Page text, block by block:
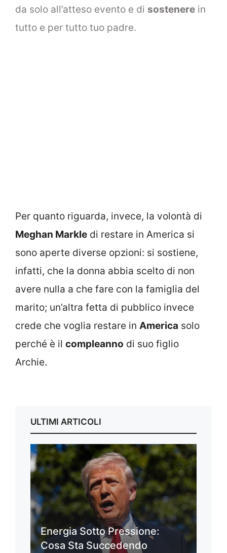
da solo all’atteso evento e di sostenere in
tutto e per tutto tuo padre.
Per quanto riguarda, invece, la volontà di
Meghan Markle di restare in America si
sono aperte diverse opzioni: si sostiene,
infatti, che la donna abbia scelto di non
avere nulla a che fare con la famiglia del
marito; un’altra fetta di pubblico invece
crede che voglia restare in America solo
perché è il compleanno di suo figlio
Archie.
ULTIMI ARTICOLI
Energia Sotto Pressione:
Cosa Sta Succedendo